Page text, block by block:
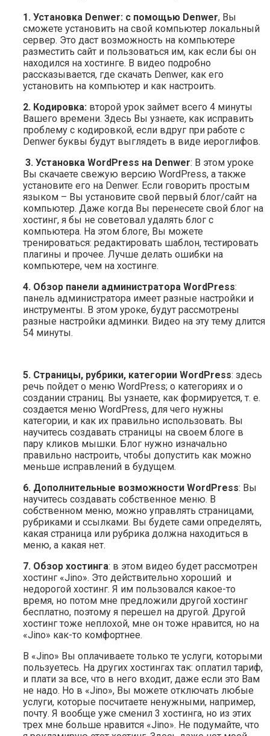
1. Установка Denwer: с помощью Denwer, Вы
сможете установить на свой компьютер локальный
сервер. Это даст возможность на компьютере
разместить сайт и пользоваться им, как если бы он
находился на хостинге. В видео подробно
рассказывается, где скачать Denwer, как его
установить на компьютер и как настроить.
2. Кодировка: второй урок займет всего 4 минуты
Вашего времени. Здесь Вы узнаете, как исправить
проблему с кодировкой, если вдруг при работе с
Denwer буквы будут выглядеть в виде иероглифов.
3. Установка WordPress на Denwer: В этом уроке
Вы скачаете свежую версию WordPress, а также
установите его на Denwer. Если говорить простым
языком – Вы установите свой первый блог/сайт на
компьютер. Даже когда Вы перенесете свой блог на
хостинг, я бы не советовал удалять блог с
компьютера. На этом блоге, Вы можете
тренироваться: редактировать шаблон, тестировать
плагины и прочее. Лучше делать ошибки на
компьютере, чем на хостинге.
4. Обзор панели администратора WordPress:
панель администратора имеет разные настройки и
инструменты. В этом уроке, будут рассмотрены
разные настройки админки. Видео на эту тему длится
54 минуты.
5. Страницы, рубрики, категории WordPress: здесь
речь пойдет о меню WordPress; о категориях и о
создании страниц. Вы узнаете, как формируется, т. е.
создается меню WordPress, для чего нужны
категории, и как их правильно использовать. Вы
научитесь создавать страницы на своем блоге в
пару кликов мышки. Блог нужно изначально
правильно настроить, чтобы допустить как можно
меньше исправлений в будущем.
6. Дополнительные возможности WordPress: Вы
научитесь создавать собственное меню. В
собственном меню, можно управлять страницами,
рубриками и ссылками. Вы будете сами определять,
какая страница или рубрика должна находиться в
меню, а какая нет.
7. Обзор хостинга: в этом видео будет рассмотрен
хостинг «Jino». Это действительно хороший и
недорогой хостинг. Я им пользовался какое-то
время, но потом мне предложили другой хостинг
бесплатно, поэтому я перешел на другой. Другой
хостинг тоже неплохой, мне он тоже нравится, но на
«Jino» как-то комфортнее.
В «Jino» Вы оплачиваете только те услуги, которыми
пользуетесь. На других хостингах так: оплатил тариф,
и плати за все, что в него входит, даже если это Вам
не надо. Но в «Jino», Вы можете отключать любые
услуги, которые посчитаете ненужными, например,
почту. Я вообще уже сменил 3 хостинга, но из этих
трех мне больше нравится «Jino». Не подумайте, что